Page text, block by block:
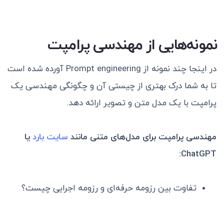
نمونه‌هایی از مهندسی پرامپت
در اینجا چند نمونه از Prompt engineering آورده شده است
تا به شما درک بهتری از چیستی آن و چگونگی مهندسی یک
پرامپت با یک مدل متن و تصویر ارائه دهد.
مهندسی پرامپت برای مدل‌های متنی مانند سایت بارد یا
ChatGPT
:
تفاوت بین رزومه حرفه‌ای و رزومه اجرایی چیست؟